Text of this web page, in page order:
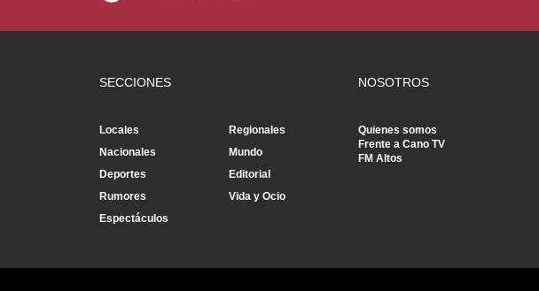
SECCIONES
Locales
Regionales
Nacionales
Mundo
Deportes
Editorial
Rumores
Vida y Ocio
Espectáculos
NOSOTROS
Quienes somos
Frente a Cano TV
FM Altos